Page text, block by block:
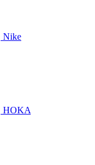
Nike
HOKA